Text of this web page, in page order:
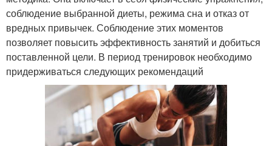
соблюдение выбранной диеты, режима сна и отказ от
вредных привычек. Соблюдение этих моментов
позволяет повысить эффективность занятий и добиться
поставленной цели. В период тренировок необходимо
придерживаться следующих рекомендаций